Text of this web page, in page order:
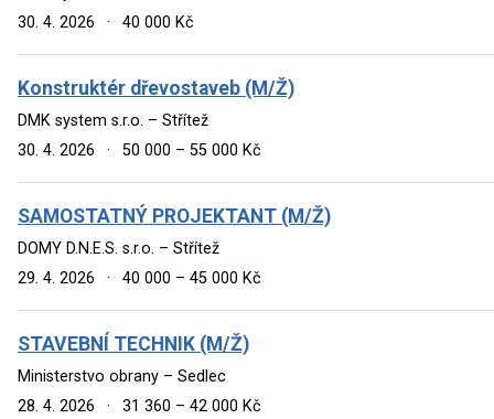
30. 4. 2026
· 40 000 Kč
Konstruktér dřevostaveb (M/Ž)
DMK system s.r.o. – Střítež
30. 4. 2026
· 50 000 – 55 000 Kč
SAMOSTATNÝ PROJEKTANT (M/Ž)
DOMY D.N.E.S. s.r.o. – Střítež
29. 4. 2026
· 40 000 – 45 000 Kč
STAVEBNÍ TECHNIK (M/Ž)
Ministerstvo obrany – Sedlec
28. 4. 2026
· 31 360 – 42 000 Kč